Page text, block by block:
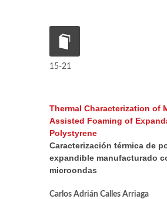
15-21
Thermal Characterization of
Assisted Foaming of
Polystyrene
Caracterización térmica de
expandible manufacturado
microondas
Carlos Adrián Calles Arriaga